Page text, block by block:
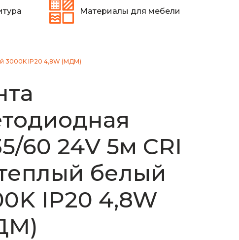
Материалы для мебели
3000K IP20 4,8W (МДМ)
60 24V 5м CRI
белый
IP20 4,8W